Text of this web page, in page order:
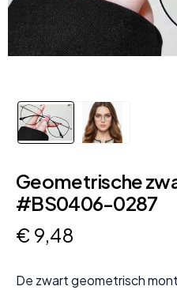
Geometrische
#BS0406-0287
€ 9,48
De zwart geometrisch